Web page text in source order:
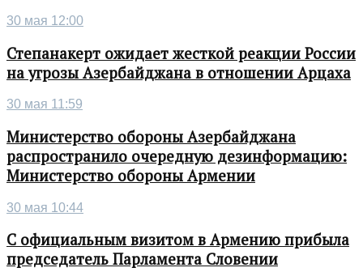
30 мая 12:00
Степанакерт ожидает жесткой реакции России
на угрозы Азербайджана в отношении Арцаха
30 мая 11:59
Министерство обороны Азербайджана
распространило очередную дезинформацию:
Министерство обороны Армении
30 мая 10:44
С официальным визитом в Армению прибыла
председатель Парламента Словении